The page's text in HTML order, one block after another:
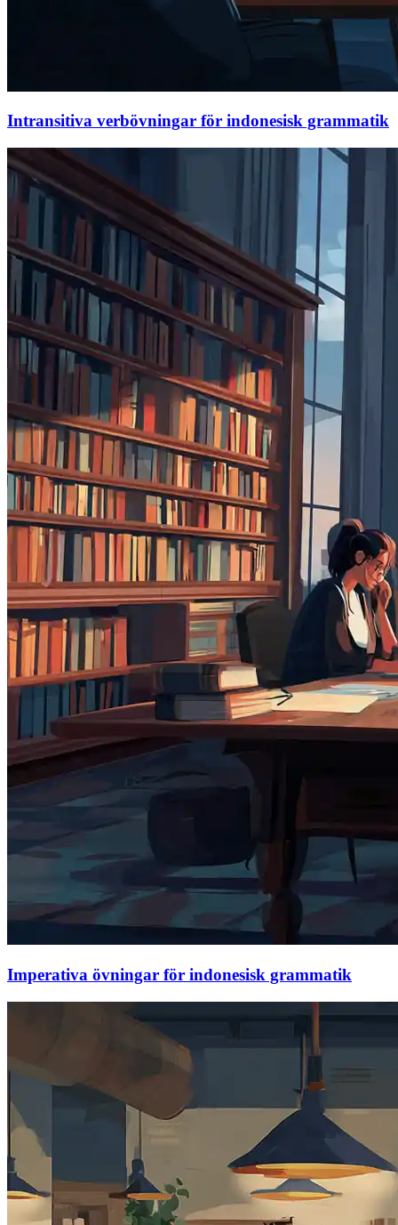
Intransitiva verbövningar för indonesisk grammatik
Imperativa övningar för indonesisk grammatik